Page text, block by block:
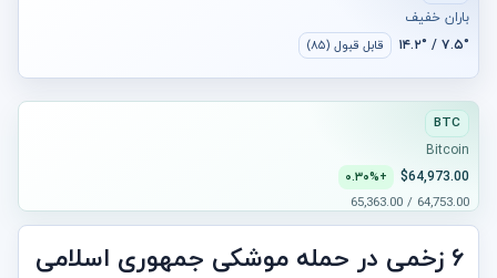
باران خفیف
۷.۵° / ۱۴.۲° قابل قبول (۸۵)
BTC
Bitcoin
$64,973.00
+۰.۳۰%
64,753.00 / 65,363.00
۶ زخمی در حمله موشکی جمهوری اسلامی